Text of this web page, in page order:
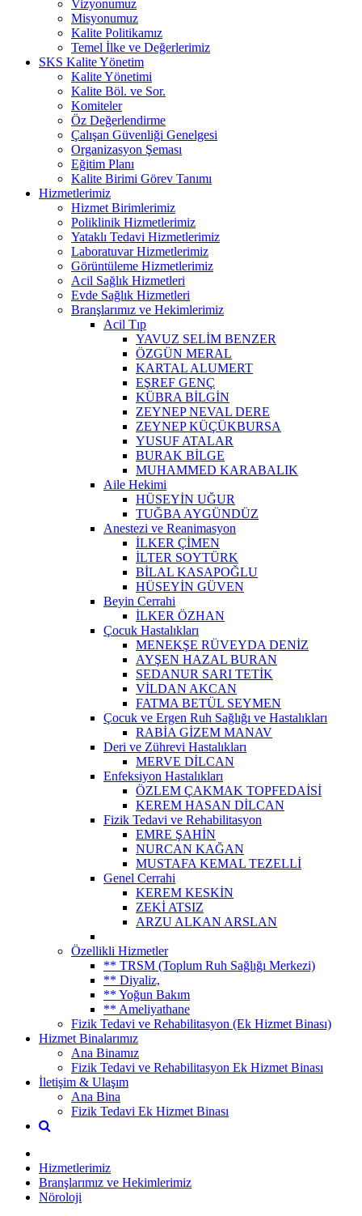
Vizyonumuz
Misyonumuz
Kalite Politikamız
Temel İlke ve Değerlerimiz
SKS Kalite Yönetim
Kalite Yönetimi
Kalite Böl. ve Sor.
Komiteler
Öz Değerlendirme
Çalışan Güvenliği Genelgesi
Organizasyon Şeması
Eğitim Planı
Kalite Birimi Görev Tanımı
Hizmetlerimiz
Hizmet Birimlerimiz
Poliklinik Hizmetlerimiz
Yataklı Tedavi Hizmetlerimiz
Laboratuvar Hizmetlerimiz
Görüntüleme Hizmetlerimiz
Acil Sağlık Hizmetleri
Evde Sağlık Hizmetleri
Branşlarımız ve Hekimlerimiz
Acil Tıp
YAVUZ SELİM BENZER
ÖZGÜN MERAL
KARTAL ALUMERT
EŞREF GENÇ
KÜBRA BİLGİN
ZEYNEP NEVAL DERE
ZEYNEP KÜÇÜKBURSA
YUSUF ATALAR
BURAK BİLGE
MUHAMMED KARABALIK
Aile Hekimi
HÜSEYİN UĞUR
TUĞBA AYGÜNDÜZ
Anestezi ve Reanimasyon
İLKER ÇİMEN
İLTER SOYTÜRK
BİLAL KASAPOĞLU
HÜSEYİN GÜVEN
Beyin Cerrahi
İLKER ÖZHAN
Çocuk Hastalıkları
MENEKŞE RÜVEYDA DENİZ
AYŞEN HAZAL BURAN
SEDANUR SARI TETİK
VİLDAN AKCAN
FATMA BETÜL SEYMEN
Çocuk ve Ergen Ruh Sağlığı ve Hastalıkları
RABİA GİZEM MANAV
Deri ve Zührevi Hastalıkları
MERVE DİLCAN
Enfeksiyon Hastalıkları
ÖZLEM ÇAKMAK TOPFEDAİSİ
KEREM HASAN DİLCAN
Fizik Tedavi ve Rehabilitasyon
EMRE ŞAHİN
NURCAN KAĞAN
MUSTAFA KEMAL TEZELLİ
Genel Cerrahi
KEREM KESKİN
ZEKİ ATSIZ
ARZU ALKAN ARSLAN
Özellikli Hizmetler
** TRSM (Toplum Ruh Sağlığı Merkezi)
** Diyaliz,
** Yoğun Bakım
** Ameliyathane
Fizik Tedavi ve Rehabilitasyon (Ek Hizmet Binası)
Hizmet Binalarımız
Ana Binamız
Fizik Tedavi ve Rehabilitasyon Ek Hizmet Binası
İletişim & Ulaşım
Ana Bina
Fizik Tedavi Ek Hizmet Binası
Hizmetlerimiz
Branşlarımız ve Hekimlerimiz
Nöroloji